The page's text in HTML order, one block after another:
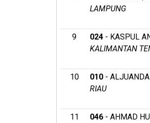
LAMPUNG
9
024 - KASPUL
KALIMANTAN
10
010 -
RIAU
11
046 - AHMAD